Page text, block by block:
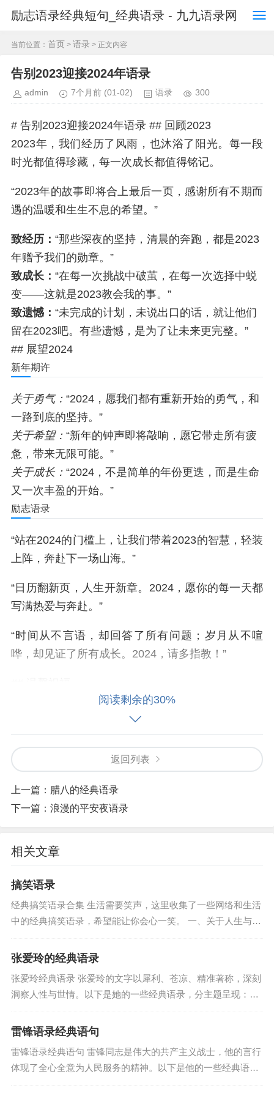
励志语录经典短句_经典语录 - 九九语录网
当前位置： 首页 > 语录 > 正文内容
告别2023迎接2024年语录
admin 7个月前 (01-02) 语录 300
# 告别2023迎接2024年语录 ## 回顾2023
2023年，我们经历了风雨，也沐浴了阳光。每一段
时光都值得珍藏，每一次成长都值得铭记。
“2023年的故事即将合上最后一页，感谢所有不期而
遇的温暖和生生不息的希望。”
致经历： “那些深夜的坚持，清晨的奔跑，都是2023
年赠予我们的勋章。”
致成长： “在每一次挑战中破茧，在每一次选择中蜕
变——这就是2023教会我的事。”
致遗憾： “未完成的计划，未说出口的话，就让他们
留在2023吧。有些遗憾，是为了让未来更完整。”
## 展望2024
新年期许
关于勇气： “2024，愿我们都有重新开始的勇气，和
一路到底的坚持。”
关于希望： “新年的钟声即将敲响，愿它带走所有疲
惫，带来无限可能。”
关于成长： “2024，不是简单的年份更迭，而是生命
又一次丰盈的开始。”
励志语录
“站在2024的门槛上，让我们带着2023的智慧，轻装
上阵，奔赴下一场山海。”
“日历翻新页，人生开新章。2024，愿你的每一天都
写满热爱与奔赴。”
“时间从不言语，却回答了所有问题；岁月从不喧
哗，却见证了所有成长。2024，请多指教！”
“谢谢2023年认真生活的自己，2024年请继
致亲友：“愿我们2024年继续相伴，分享喜悦，共度
风雨。”
致所有人：“愿新年，胜旧年。平安喜乐，万事顺
遂！”
## 简短寄语
“2023，再见；2024，你好！”
“往事清零，万事可期”
“新年新生，心之所向，行之所往”
“时光有序，珍惜当下，拥抱未来”
起迎接崭新的2024年！
标签: 告别2023迎接2024年语录
阅读剩余的30%
返回列表
上一篇： 腊八的经典语录
下一篇： 浪漫的平安夜语录
相关文章
搞笑语录
经典搞笑语录合集 生活需要笑声，这里收集了一些网络和生活
中的经典搞笑语录，希望能让你会心一笑。 一、关于人生与理
我...
张爱玲的经典语录
张爱玲经典语录 张爱玲的文字以犀利、苍凉、精准著称，深刻
洞察人性与世情。以下是她的一些经典语录，分主题呈现：
千万年之中...
雷锋语录经典语句
雷锋语录经典语句 雷锋同志是伟大的共产主义战士，他的言行
体现了全心全意为人民服务的精神。以下是他的一些经典语